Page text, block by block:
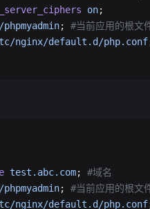
on;
; #当前应用的根文
nginx/default.d/php.conf
test.abc.com; #域名
; #当前应用的根文
nginx/default.d/php.conf